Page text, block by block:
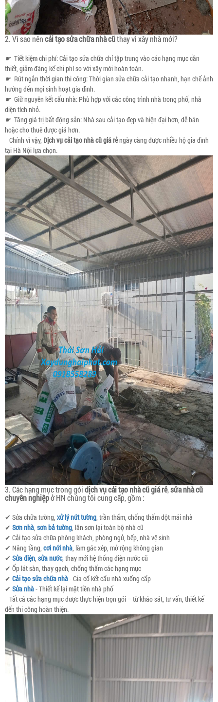
2. Vì sao nêncải tạo sửa chữa nhà cũthay vì xây nhà mới?
☛ Tiết kiệm chi phí: Cải tạo sửa chữa chỉ tập trung vào các hạng mục cần
thiết, giảm đáng kể chi phí so với xây mới hoàn toàn.
☛ Rút ngắn thời gian thi công: Thời gian sửa chữa cải tạo nhanh, hạn chế ảnh
hưởng đến mọi sinh hoạt gia đình.
☛ Giữ nguyên kết cấu nhà: Phù hợp với các công trình nhà trong phố, nhà
diện tích nhỏ.
☛ Tăng giá trị bất động sản: Nhà sau cải tạo đẹp và hiện đại hơn, dễ bán
hoặc cho thuê được giá hơn.
Chính vì vậy, Dịch vụ cải tạo nhà cũ giá rẻngày càng được nhiều hộ gia đình
tại Hà Nội lựa chọn.
3. Các hạng mục trong góidịch vụ cải tạo nhà cũ giá rẻ,sửa nhà cũ
chuyên nghiệpở HN chúng tôi cung cấp, gồm :
✔ Sửa chữa tường, xử lý nứt tường, trần thấm, chống thấm dột mái nhà
✔ Sơn nhà, sơn bả tường, lăn sơn lại toàn bộ nhà cũ
✔ Cải tạo sửa chữa phòng khách, phòng ngủ, bếp, nhà vệ sinh
✔ Nâng tầng, cơi nới nhà, làm gác xép, mở rộng không gian
✔ Sửa điện, sửa nước, thay mới hệ thống điện nước cũ
✔ Ốp lát sàn, thay gạch, chống thấm các hạng mục
✔ Cải tạo sửa chữa nhà- Gia cố kết cấu nhà xuống cấp
✔ Sửa nhà- Thiết kế lại mặt tiền nhà phố
Tất cả các hạng mục được thực hiện trọn gói – từ khảo sát, tư vấn, thiết kế
đến thi công hoàn thiện.